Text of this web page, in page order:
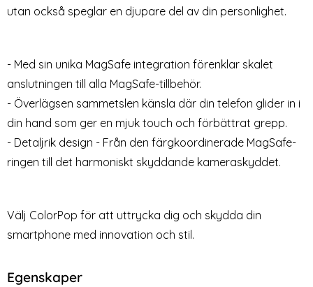
Fjäril Roséguld
Magnetisk MagSafe
Korthållare Blå
Art. nr 219854
rea pris
159 kr
Tillgänglighet:
Lagervara
Köp
Magnetisk MagSafe Korthållare Blå
Magnetisk MagSafe
Art. nr 219851
rea pris
159 kr
Tillgänglighet:
Köp
Magnetisk MagSafe
utan också speglar en djupare del av din personlighet.
- Med sin unika MagSafe integration förenklar skalet
anslutningen till alla MagSafe-tillbehör.
- Överlägsen sammetslen känsla där din telefon glider in i
din hand som ger en mjuk touch och förbättrat grepp.
- Detaljrik design - Från den färgkoordinerade MagSafe-
ringen till det harmoniskt skyddande kameraskyddet.
Välj ColorPop för att uttrycka dig och skydda din
smartphone med innovation och stil.
Egenskaper